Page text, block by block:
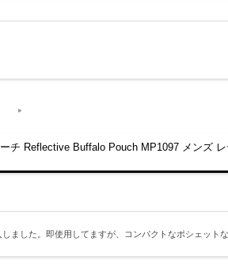
チ Reflective Buffalo Pouch MP1097 メンズ
した。即使用してますが、コンパクトなポシェットな